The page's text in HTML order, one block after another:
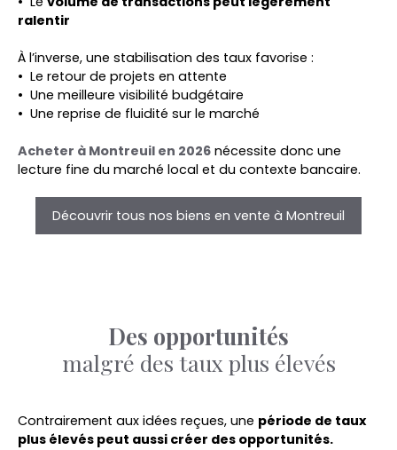
ralentir
À l’inverse, une stabilisation des taux favorise :
Le retour de projets en attente
Une meilleure visibilité budgétaire
Une reprise de fluidité sur le marché
Acheter à Montreuil en 2026 nécessite donc une
lecture fine du marché local et du contexte bancaire.
Découvrir tous nos biens en vente à Montreuil
Des opportunités
malgré des taux plus élevés
Contrairement aux idées reçues, une période de taux
plus élevés peut aussi créer des opportunités.